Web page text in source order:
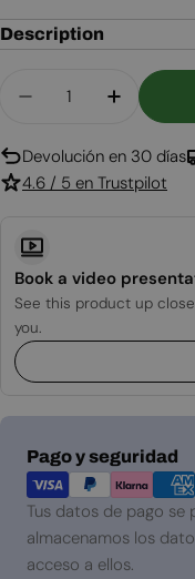
Description
Disminuir
Devolución en 30 días
4.6 / 5 en Trustpilot
Book a video
See this product up
you.
Pago y seguridad
Métodos
de
pago
Tus datos de pago se
almacenamos los
acceso a ellos.